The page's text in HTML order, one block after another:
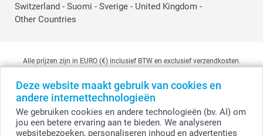
Deze website maakt gebruik van cookies en
andere internettechnologieën
We gebruiken cookies en andere technologieën (bv. AI) om
jou een betere ervaring aan te bieden. We analyseren
websitebezoeken, personaliseren inhoud en advertenties
Switzerland - Suomi - Sverige - United Kingdom -
Other Countries
© smartphoto group. Alle rechten voorbehouden
smartphoto group NV.
Kwatrechtsteenweg 160, 9230 Wetteren, België
BTW-nummer BE 0405.706.755
Alle prijzen zijn in EURO (€) inclusief BTW en exclusief verzendkosten.